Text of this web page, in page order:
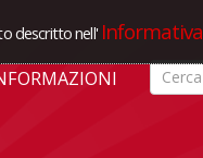
descritto nell' Informativa